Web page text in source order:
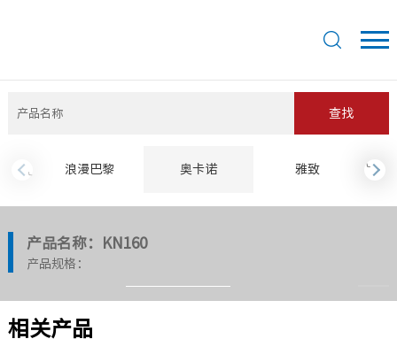
查找
浪漫巴黎 奥卡诺 雅致
‹
›
产品名称：KN160
产品规格：
相关产品